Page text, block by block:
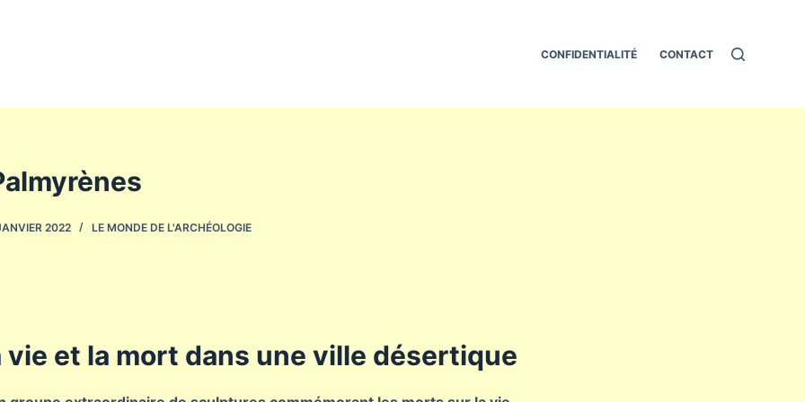
CONFIDENTIALITÉ CONTACT
2022 LE MONDE DE L'ARCHÉOLOGIE
vie et la mort dans une ville désertique